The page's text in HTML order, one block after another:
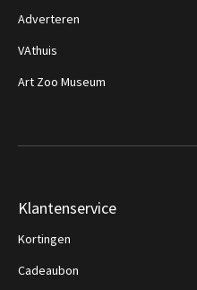
Adverteren
VAthuis
Art Zoo Museum
Klantenservice
Kortingen
Cadeaubon